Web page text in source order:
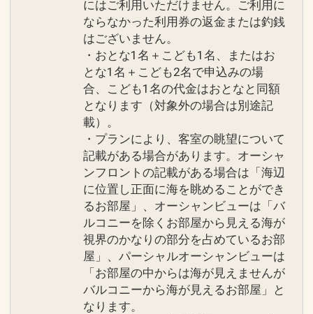
にはご利用いただけません。ご利用に
ならなかった利用券の返金または釣銭
はございません。
・おとな1名＋こども1名、またはお
とな1名＋こども2名で申込みの場
合、こども1名の代金はおとなと同額
となります（対象外の場合は別途記
載）。
・プランにより、客室の眺望について
記載がある場合があります。オーシャ
ンフロントの記載がある場合は「海辺
に位置し正面に海を眺めることができ
るお部屋」、オーシャンビューは「バ
ルコニーを除くお部屋から見える海が
視界のかなりの部分を占めているお部
屋」、パーシャルオーシャンビューは
「お部屋の中からは海が見えませんが
バルコニーから海が見えるお部屋」と
なります。